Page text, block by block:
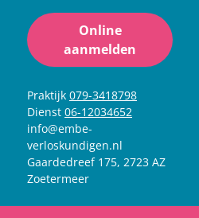
Online
aanmelden
Praktijk 079-3418798
Dienst 06-12034652
info@embe-
verloskundigen.nl
Gaardedreef 175, 2723 AZ
Zoetermeer